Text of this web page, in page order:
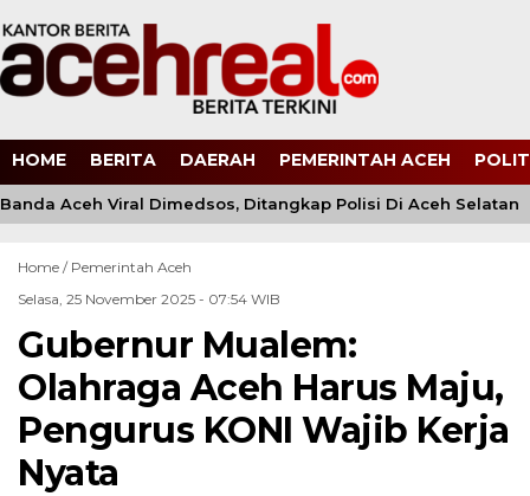
HOME BERITA DAERAH PEMERINTAH ACEH
Aceh Viral Dimedsos, Ditangkap Polisi Di Aceh Selatan
Home / Pemerintah Aceh
Selasa, 25 November 2025 - 07:54 WIB
Gubernur Mualem:
Olahraga Aceh Harus Maju,
Pengurus KONI Wajib Kerja
Nyata